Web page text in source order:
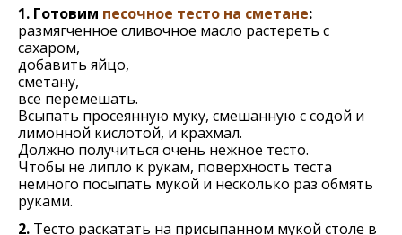
1. Готовим песочное тесто на сметане:
размягченное сливочное масло растереть с
сахаром,
добавить яйцо,
сметану,
все перемешать.
Всыпать просеянную муку, смешанную с содой и
лимонной кислотой, и крахмал.
Должно получиться очень нежное тесто.
Чтобы не липло к рукам, поверхность теста
немного посыпать мукой и несколько раз обмять
руками.
2. Тесто раскатать на присыпанном мукой столе в